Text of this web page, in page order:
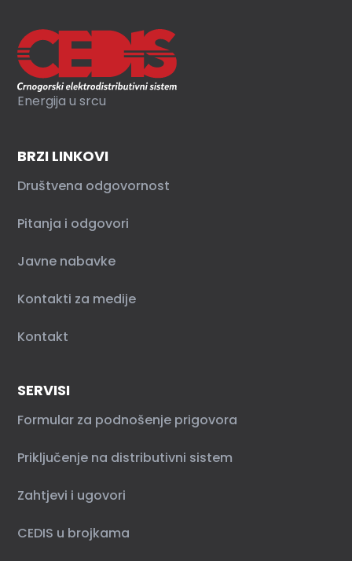
Energija u srcu
BRZI LINKOVI
Društvena odgovornost
Pitanja i odgovori
Javne nabavke
Kontakti za medije
Kontakt
SERVISI
Formular za podnošenje prigovora
Priključenje na distributivni sistem
Zahtjevi i ugovori
CEDIS u brojkama